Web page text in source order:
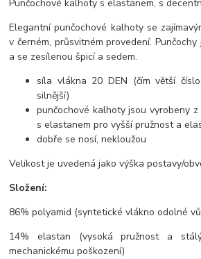
Punčochové kalhoty s elastanem, s
Elegantní punčochové kalhoty se
v černém, průsvitném provedení.
a se zesílenou špicí a sedem.
síla vlákna 20 DEN (čím větší
silnější)
punčochové kalhoty jsou vyrobeny
s elastanem pro vyšší pružnost a
dobře se nosí, nekloužou
Velikost je uvedená jako výška postavy/
Složení:
86% polyamid (syntetické vlákno odolné
14% elastan (vysoká pružnost a
mechanickému poškození)